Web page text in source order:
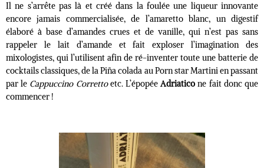
Il ne s’arrête pas là et créé dans la foulée une liqueur innovante
encore jamais commercialisée, de l’amaretto blanc, un digestif
élaboré à base d’amandes crues et de vanille, qui n’est pas sans
rappeler le lait d’amande et fait exploser l’imagination des
mixologistes, qui l’utilisent afin de ré-inventer toute une batterie de
cocktails classiques, de la Piña colada au Porn star Martini en passant
par le Cappuccino Correttoetc. L’épopéeAdriaticone fait donc que
commencer !